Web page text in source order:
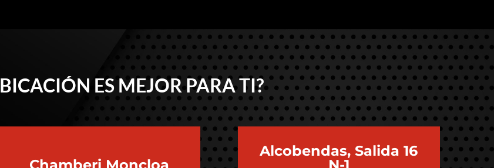
ES MEJOR PARA TI?
Alcobendas, Salida 16